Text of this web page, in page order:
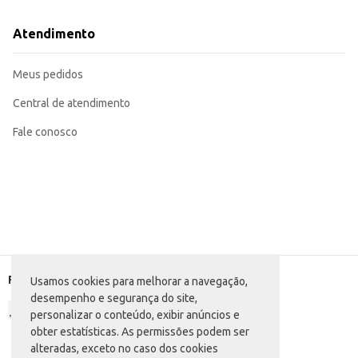
Usamos cookies para melhorar a navegação,
desempenho e segurança do site,
personalizar o conteúdo, exibir anúncios e
obter estatísticas. As permissões podem ser
alteradas, exceto no caso dos cookies
Atendimento
Meus pedidos
Central de atendimento
Fale conosco
Formas de pagamento